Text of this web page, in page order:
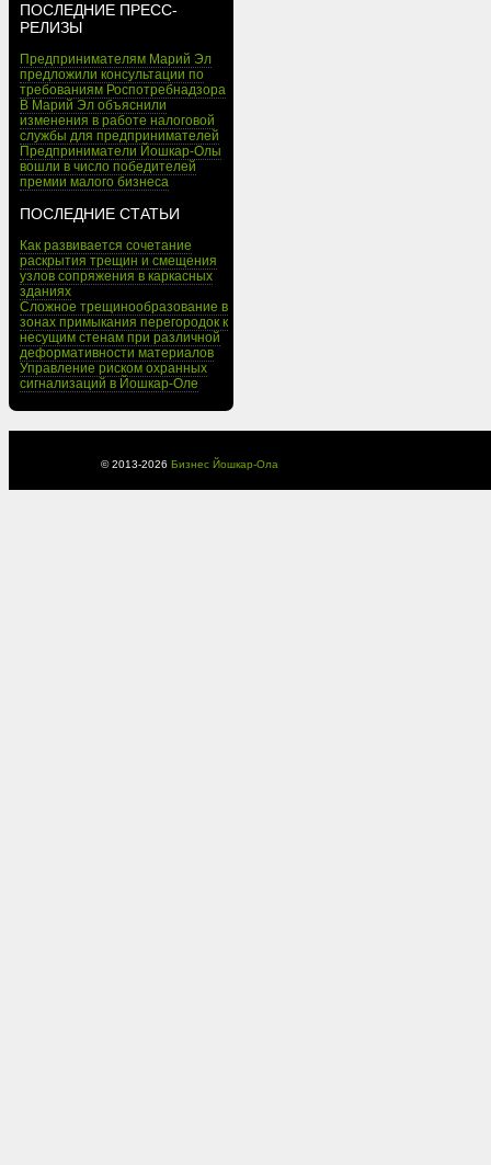
ПОСЛЕДНИЕ ПРЕСС-
РЕЛИЗЫ
Предпринимателям Марий Эл
предложили консультации по
требованиям Роспотребнадзора
В Марий Эл объяснили
изменения в работе налоговой
службы для предпринимателей
Предприниматели Йошкар-Олы
вошли в число победителей
премии малого бизнеса
ПОСЛЕДНИЕ СТАТЬИ
Как развивается сочетание
раскрытия трещин и смещения
узлов сопряжения в каркасных
зданиях
Сложное трещинообразование в
зонах примыкания перегородок к
несущим стенам при различной
деформативности материалов
Управление риском охранных
сигнализаций в Йошкар-Оле
© 2013-2026 Бизнес Йошкар-Ола